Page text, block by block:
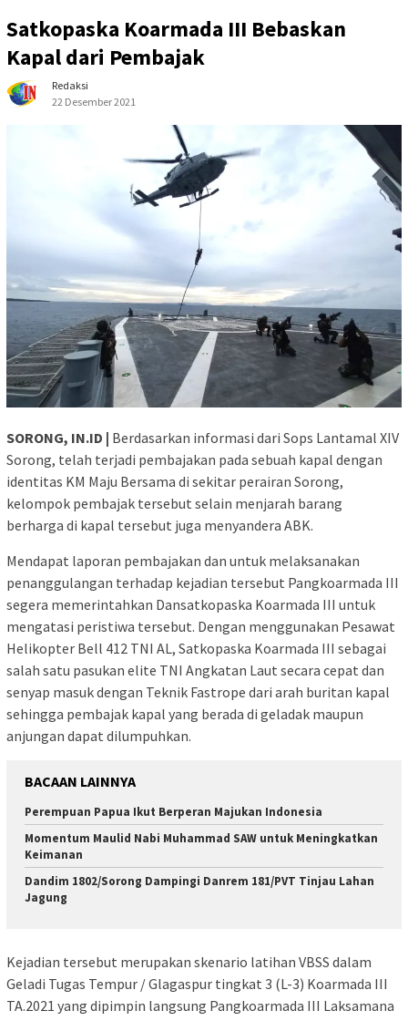
Satkopaska Koarmada III Bebaskan
Kapal dari Pembajak
Redaksi
22 Desember 2021
SORONG, IN.ID | Berdasarkan informasi dari Sops Lantamal XIV
Sorong, telah terjadi pembajakan pada sebuah kapal dengan
identitas KM Maju Bersama di sekitar perairan Sorong,
kelompok pembajak tersebut selain menjarah barang
berharga di kapal tersebut juga menyandera ABK.
Mendapat laporan pembajakan dan untuk melaksanakan
penanggulangan terhadap kejadian tersebut Pangkoarmada III
segera memerintahkan Dansatkopaska Koarmada III untuk
mengatasi peristiwa tersebut. Dengan menggunakan Pesawat
Helikopter Bell 412 TNI AL, Satkopaska Koarmada III sebagai
salah satu pasukan elite TNI Angkatan Laut secara cepat dan
senyap masuk dengan Teknik Fastrope dari arah buritan kapal
sehingga pembajak kapal yang berada di geladak maupun
anjungan dapat dilumpuhkan.
BACAAN LAINNYA
Perempuan Papua Ikut Berperan Majukan Indonesia
Momentum Maulid Nabi Muhammad SAW untuk Meningkatkan
Keimanan
Dandim 1802/Sorong Dampingi Danrem 181/PVT Tinjau Lahan
Jagung
Kejadian tersebut merupakan skenario latihan VBSS dalam
Geladi Tugas Tempur / Glagaspur tingkat 3 (L-3) Koarmada III
TA.2021 yang dipimpin langsung Pangkoarmada III Laksamana